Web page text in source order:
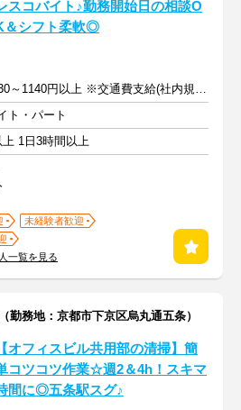
スコバイト♪勤務開始日の相談O
＆シフト柔軟◎
時給1130～1140円以上 ※交通費支給(社内規定あり)
ト・パート
1日3時間以上
未経験者歓迎
一覧を見る
勤務地：京都市下京区烏丸通五条）
【オフィスビル共用部の清掃】簡
コツコツ作業☆週2＆4h！スキマ
間に◎五条駅スグ♪